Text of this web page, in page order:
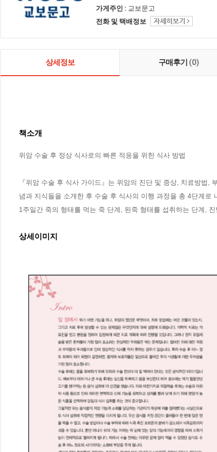
가게주인 : 교보문고
전화 및 택배정보
상세정보 구매후기 (0)
책소개
위암 수술 후 정상 식사로의 빠른 적응을 위한 식사 방법
『위암 수술 후 식사 가이드』는 위암의 진단 및 증상, 치료방법
념과 지식들을 소개한 후 수술 후 식사의 이행 과정을 총 4단계
1주일간 죽의 형태를 먹는 죽 단계, 된죽 형태를 섭취하는 단계,
상세이미지